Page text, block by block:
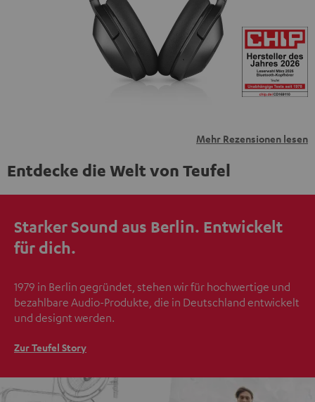
übermittelt werden.
Weitere Informationen sind in der
Datenschutzerklärung unter I zu finden.
Mehr Rezensionen lesen
Entdecke die Welt von Teufel
Starker Sound aus Berlin. Entwickelt
für dich.
1979 in Berlin gegründet, stehen wir für hochwertige und
bezahlbare Audio-Produkte, die in Deutschland entwickelt
und designt werden.
Zur Teufel Story